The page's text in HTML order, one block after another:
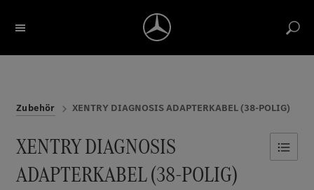
Bezeichnung / Artikelnummer suchen
Zubehör XENTRY DIAGNOSIS ADAPTERKABEL (38-POLIG)
XENTRY DIAGNOSIS
ADAPTERKABEL (38-POLIG)